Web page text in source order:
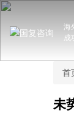
海
成
首
未